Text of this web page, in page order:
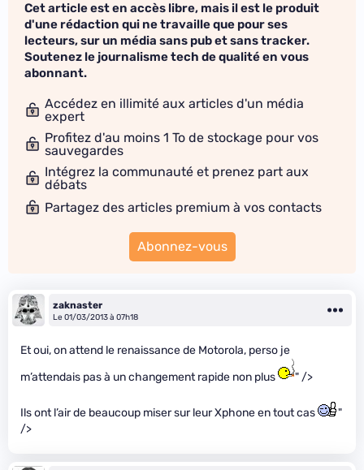
Cet article est en accès libre, mais il est le produit
d'une rédaction qui ne travaille que pour ses
lecteurs, sur un média sans pub et sans tracker.
Soutenez le journalisme tech de qualité en vous
abonnant.
Accédez en illimité aux articles d'un média
expert
Profitez d'au moins 1 To de stockage pour vos
sauvegardes
Intégrez la communauté et prenez part aux
débats
Partagez des articles premium à vos contacts
Abonnez-vous
zaknaster
Le 01/03/2013 à 07h18
Et oui, on attend le renaissance de Motorola, perso je
m’attendais pas à un changement rapide non plus
" />
Ils ont l’air de beaucoup miser sur leur Xphone en tout cas
"
/>